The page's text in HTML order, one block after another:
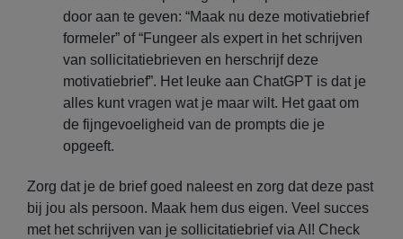
door aan te geven: “Maak nu deze motivatiebrief
formeler” of “Fungeer als expert in het schrijven
van sollicitatiebrieven en herschrijf deze
motivatiebrief”. Het leuke aan ChatGPT is dat je
alles kunt vragen wat je maar wilt. Het gaat om
de fijngevoeligheid van de prompts die je
opgeeft.
Zorg dat je de brief goed naleest en zorg dat deze past
bij jou als persoon. Maak hem dus eigen. Veel succes
met het schrijven van je sollicitatiebrief via AI! Check